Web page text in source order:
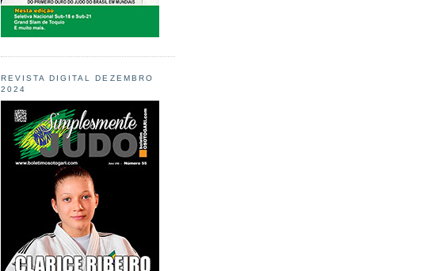
REVISTA DIGITAL DEZEMBRO
2024